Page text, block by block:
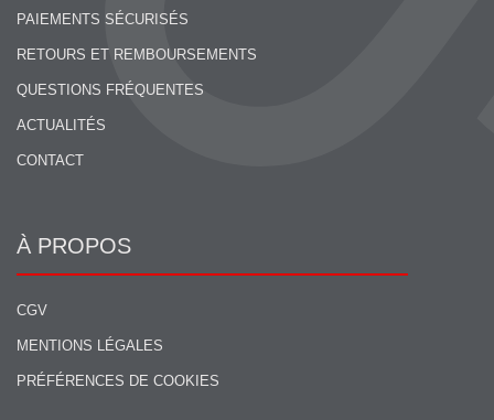
PAIEMENTS SÉCURISÉS
RETOURS ET REMBOURSEMENTS
QUESTIONS FRÉQUENTES
ACTUALITÉS
CONTACT
À PROPOS
CGV
MENTIONS LÉGALES
PRÉFÉRENCES DE COOKIES